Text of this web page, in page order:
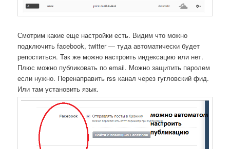
Смотрим какие еще настройки есть. Видим что можно
подключить facebook, twitter — туда автоматически будет
репоститься. Так же можно настроить индексацию или нет.
Плюс можно публиковать по email. Можно защитить паролем
если нужно. Перенаправить rss канал через гугловский фид.
Или там установить язык.